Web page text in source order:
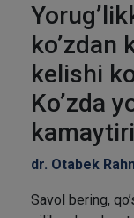
ko’zdan
kelishi
Ko’zda
dr. Otabek
Savol bering,